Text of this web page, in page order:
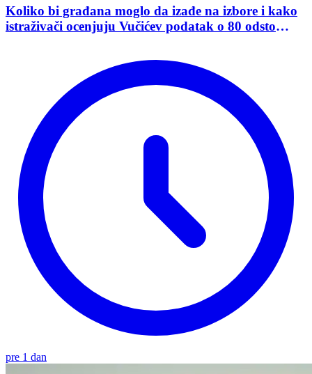
Koliko bi građana moglo da izađe na izbore i kako
istraživači ocenjuju Vučićev podatak o 80 odsto
pre 1 dan